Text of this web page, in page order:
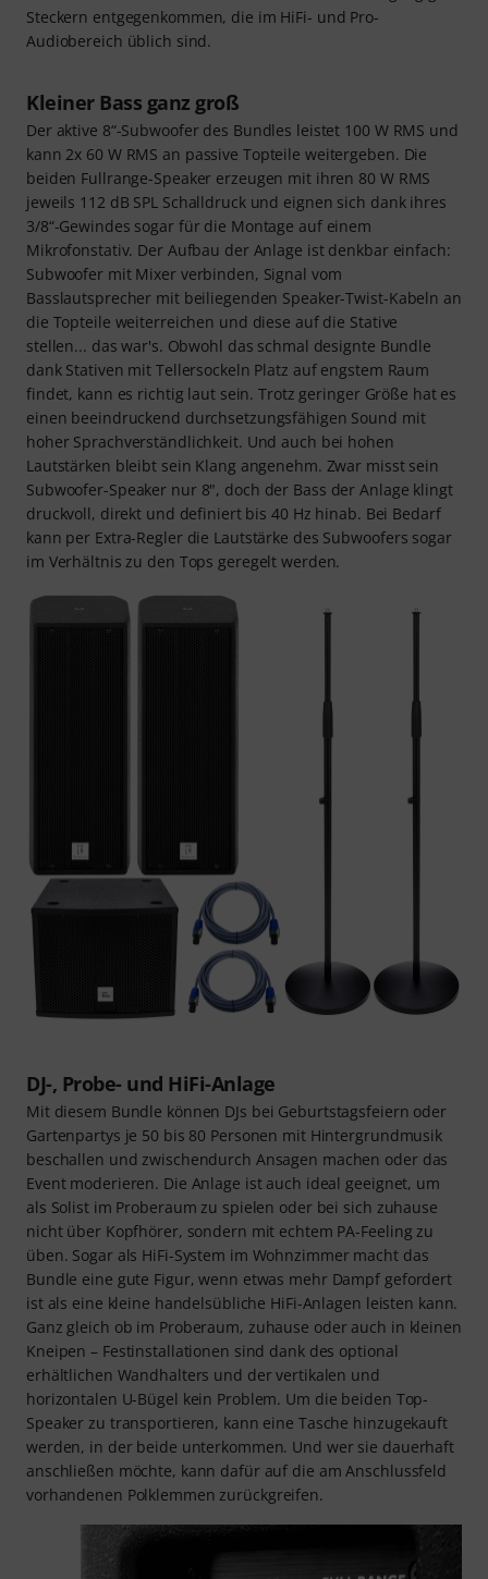
Steckern entgegenkommen, die im HiFi- und Pro-
Audiobereich üblich sind.
Kleiner Bass ganz groß
Der aktive 8“-Subwoofer des Bundles leistet 100 W RMS und
kann 2x 60 W RMS an passive Topteile weitergeben. Die
beiden Fullrange-Speaker erzeugen mit ihren 80 W RMS
jeweils 112 dB SPL Schalldruck und eignen sich dank ihres
3/8“-Gewindes sogar für die Montage auf einem
Mikrofonstativ. Der Aufbau der Anlage ist denkbar einfach:
Subwoofer mit Mixer verbinden, Signal vom
Basslautsprecher mit beiliegenden Speaker-Twist-Kabeln an
die Topteile weiterreichen und diese auf die Stative
stellen... das war's. Obwohl das schmal designte Bundle
dank Stativen mit Tellersockeln Platz auf engstem Raum
findet, kann es richtig laut sein. Trotz geringer Größe hat es
einen beeindruckend durchsetzungsfähigen Sound mit
hoher Sprachverständlichkeit. Und auch bei hohen
Lautstärken bleibt sein Klang angenehm. Zwar misst sein
Subwoofer-Speaker nur 8", doch der Bass der Anlage klingt
druckvoll, direkt und definiert bis 40 Hz hinab. Bei Bedarf
kann per Extra-Regler die Lautstärke des Subwoofers sogar
im Verhältnis zu den Tops geregelt werden.
DJ-, Probe- und HiFi-Anlage
Mit diesem Bundle können DJs bei Geburtstagsfeiern oder
Gartenpartys je 50 bis 80 Personen mit Hintergrundmusik
beschallen und zwischendurch Ansagen machen oder das
Event moderieren. Die Anlage ist auch ideal geeignet, um
als Solist im Proberaum zu spielen oder bei sich zuhause
nicht über Kopfhörer, sondern mit echtem PA-Feeling zu
üben. Sogar als HiFi-System im Wohnzimmer macht das
Bundle eine gute Figur, wenn etwas mehr Dampf gefordert
ist als eine kleine handelsübliche HiFi-Anlagen leisten kann.
Ganz gleich ob im Proberaum, zuhause oder auch in kleinen
Kneipen – Festinstallationen sind dank des optional
erhältlichen Wandhalters und der vertikalen und
horizontalen U-Bügel kein Problem. Um die beiden Top-
Speaker zu transportieren, kann eine Tasche hinzugekauft
werden, in der beide unterkommen. Und wer sie dauerhaft
anschließen möchte, kann dafür auf die am Anschlussfeld
vorhandenen Polklemmen zurückgreifen.